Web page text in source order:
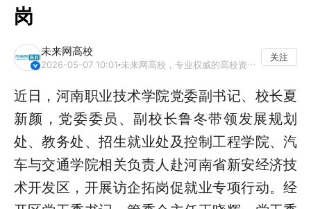
岗
未来网高校
2026-05-07 10:01 未来网高校，专业权威的高校资讯平台
关注
近日，河南职业技术学院党委副书记、校长夏
新颜，党委委员、副校长鲁冬带领发展规划
处、教务处、招生就业处及控制工程学院、汽
车与交通学院相关负责人赴河南省新安经济技
术开发区，开展访企拓岗促就业专项行动。经